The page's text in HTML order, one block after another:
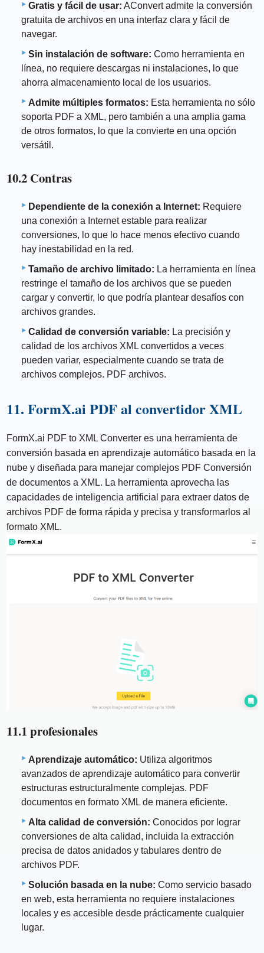
Gratis y fácil de usar: AConvert admite la conversión
gratuita de archivos en una interfaz clara y fácil de
navegar.
Sin instalación de software: Como herramienta en
línea, no requiere descargas ni instalaciones, lo que
ahorra almacenamiento local de los usuarios.
Admite múltiples formatos: Esta herramienta no sólo
soporta PDF a XML, pero también a una amplia gama
de otros formatos, lo que la convierte en una opción
versátil.
10.2 Contras
Dependiente de la conexión a Internet: Requiere
una conexión a Internet estable para realizar
conversiones, lo que lo hace menos efectivo cuando
hay inestabilidad en la red.
Tamaño de archivo limitado: La herramienta en línea
restringe el tamaño de los archivos que se pueden
cargar y convertir, lo que podría plantear desafíos con
archivos grandes.
Calidad de conversión variable: La precisión y
calidad de los archivos XML convertidos a veces
pueden variar, especialmente cuando se trata de
archivos complejos. PDF archivos.
11. FormX.ai PDF al convertidor XML
FormX.ai PDF to XML Converter es una herramienta de
conversión basada en aprendizaje automático basada en la
nube y diseñada para manejar complejos PDF Conversión
de documentos a XML. La herramienta aprovecha las
capacidades de inteligencia artificial para extraer datos de
archivos PDF de forma rápida y precisa y transformarlos al
formato XML.
11.1 profesionales
Aprendizaje automático: Utiliza algoritmos
avanzados de aprendizaje automático para convertir
estructuras estructuralmente complejas. PDF
documentos en formato XML de manera eficiente.
Alta calidad de conversión: Conocidos por lograr
conversiones de alta calidad, incluida la extracción
precisa de datos anidados y tabulares dentro de
archivos PDF.
Solución basada en la nube: Como servicio basado
en web, esta herramienta no requiere instalaciones
locales y es accesible desde prácticamente cualquier
lugar.